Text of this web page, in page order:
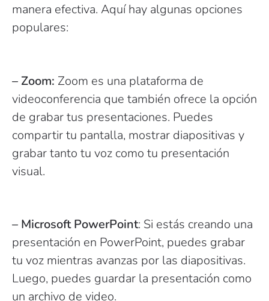
manera efectiva. Aquí hay algunas opciones
populares:
– Zoom: Zoom es una plataforma de
videoconferencia que también ofrece la opción
de grabar tus presentaciones. Puedes
compartir tu pantalla, mostrar diapositivas y
grabar tanto tu voz como tu presentación
visual.
– Microsoft PowerPoint: Si estás creando una
presentación en PowerPoint, puedes grabar
tu voz mientras avanzas por las diapositivas.
Luego, puedes guardar la presentación como
un archivo de video.